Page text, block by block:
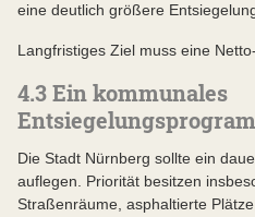
eine deutlich größere
Langfristiges Ziel muss eine
4.3 Ein kommunales
Die Stadt Nürnberg sollte ein
auflegen. Priorität besitzen
Straßenräume, asphaltierte